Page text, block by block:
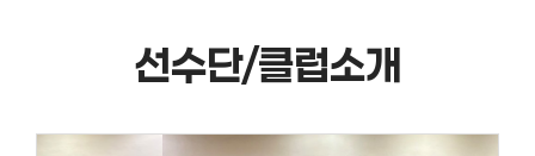
선수단/클럽소개